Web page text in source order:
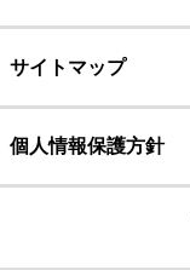
サイトマップ
個人情報保護方針